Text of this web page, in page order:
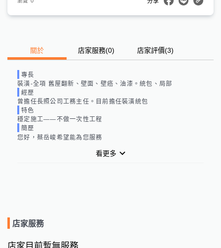
關於 店家服務(0) 店家評價(3)
專長
裝潢-全項 舊屋翻新、壁面、壁癌、油漆。統包、局部
經歷
曾擔任長照公司工務主任。目前擔任裝潢統包
特色
穩定施工——不做一次性工程
簡歷
您好，蔡岳峻希望能為您服務
看更多
店家服務
店家目前暫無服務